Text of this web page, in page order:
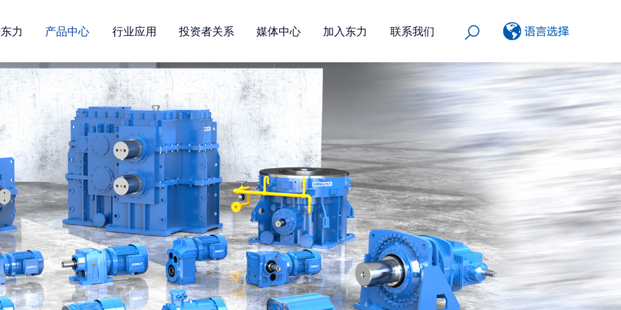
力 产品中心 行业应用 投资者关系 媒体中心 加入东力 联系我们